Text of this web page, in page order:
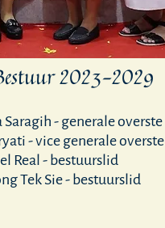
2023-2029
Saragih -generale overste
- vice generale overste
Real - bestuurslid
Tek Sie - bestuurslid